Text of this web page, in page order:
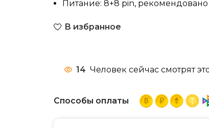
Питание: 8+8 pin, рекомендовано
В избранное
14 Человек сейчас смотрят
Способы оплаты